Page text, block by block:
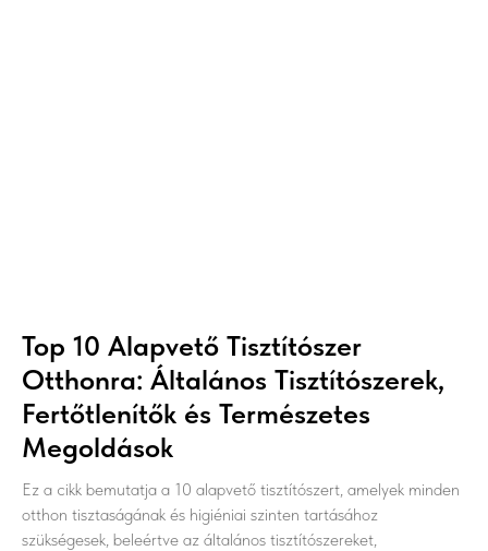
Top 10 Alapvető Tisztítószer
Otthonra: Általános Tisztítószerek,
Fertőtlenítők és Természetes
Megoldások
Ez a cikk bemutatja a 10 alapvető tisztítószert, amelyek minden
otthon tisztaságának és higiéniai szinten tartásához
szükségesek, beleértve az általános tisztítószereket,